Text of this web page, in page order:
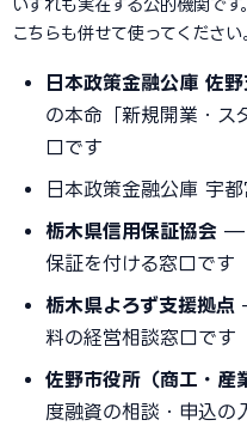
いずれも実在する公的機関で
こちらも併せて使ってください
日本政策金融公庫 佐野
の本命「新規開業・ス
口です
日本政策金融公庫 宇
栃木県信用保証協会 —
保証を付ける窓口です
栃木県よろず支援拠点
料の経営相談窓口です
佐野市役所（商工・産
度融資の相談・申込の